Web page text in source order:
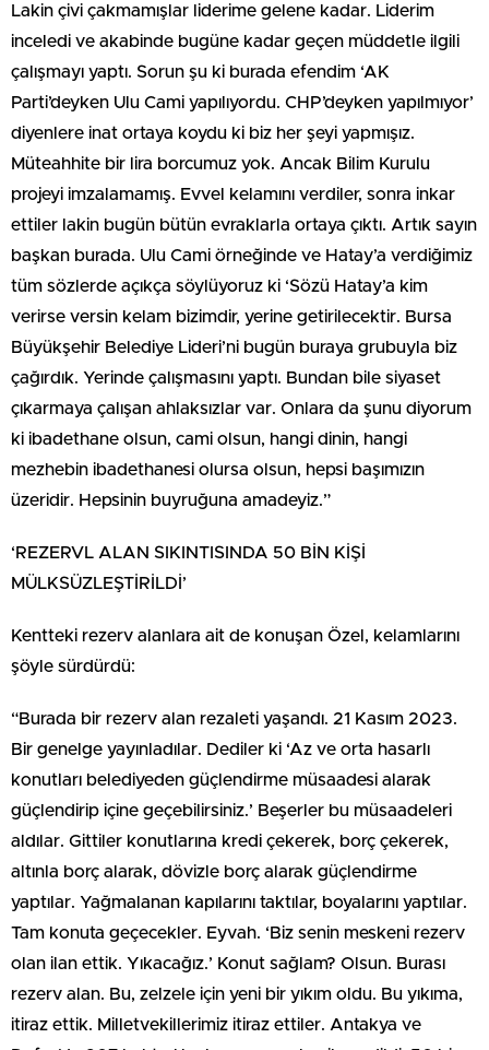
Lakin çivi çakmamışlar liderime gelene kadar. Liderim
inceledi ve akabinde bugüne kadar geçen müddetle ilgili
çalışmayı yaptı. Sorun şu ki burada efendim ‘AK
Parti’deyken Ulu Cami yapılıyordu. CHP’deyken yapılmıyor’
diyenlere inat ortaya koydu ki biz her şeyi yapmışız.
Müteahhite bir lira borcumuz yok. Ancak Bilim Kurulu
projeyi imzalamamış. Evvel kelamını verdiler, sonra inkar
ettiler lakin bugün bütün evraklarla ortaya çıktı. Artık sayın
başkan burada. Ulu Cami örneğinde ve Hatay’a verdiğimiz
tüm sözlerde açıkça söylüyoruz ki ‘Sözü Hatay’a kim
verirse versin kelam bizimdir, yerine getirilecektir. Bursa
Büyükşehir Belediye Lideri’ni bugün buraya grubuyla biz
çağırdık. Yerinde çalışmasını yaptı. Bundan bile siyaset
çıkarmaya çalışan ahlaksızlar var. Onlara da şunu diyorum
ki ibadethane olsun, cami olsun, hangi dinin, hangi
mezhebin ibadethanesi olursa olsun, hepsi başımızın
üzeridir. Hepsinin buyruğuna amadeyiz.”
‘REZERVL ALAN SIKINTISINDA 50 BİN KİŞİ
MÜLKSÜZLEŞTİRİLDİ’
Kentteki rezerv alanlara ait de konuşan Özel, kelamlarını
şöyle sürdürdü:
“Burada bir rezerv alan rezaleti yaşandı. 21 Kasım 2023.
Bir genelge yayınladılar. Dediler ki ‘Az ve orta hasarlı
konutları belediyeden güçlendirme müsaadesi alarak
güçlendirip içine geçebilirsiniz.’ Beşerler bu müsaadeleri
aldılar. Gittiler konutlarına kredi çekerek, borç çekerek,
altınla borç alarak, dövizle borç alarak güçlendirme
yaptılar. Yağmalanan kapılarını taktılar, boyalarını yaptılar.
Tam konuta geçecekler. Eyvah. ‘Biz senin meskeni rezerv
olan ilan ettik. Yıkacağız.’ Konut sağlam? Olsun. Burası
rezerv alan. Bu, zelzele için yeni bir yıkım oldu. Bu yıkıma,
itiraz ettik. Milletvekillerimiz itiraz ettiler. Antakya ve